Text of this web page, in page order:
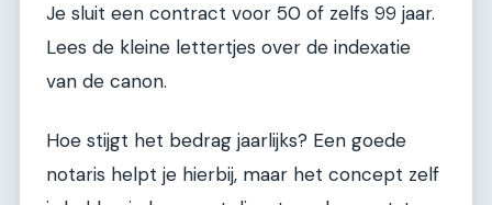
Je sluit een contract voor 50 of zelfs 99 jaar.
Lees de kleine lettertjes over de indexatie
van de canon.
Hoe stijgt het bedrag jaarlijks? Een goede
notaris helpt je hierbij, maar het concept zelf